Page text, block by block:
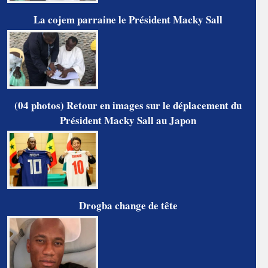
La cojem parraine le Président Macky Sall
(04 photos) Retour en images sur le déplacement du
Président Macky Sall au Japon
Drogba change de tête